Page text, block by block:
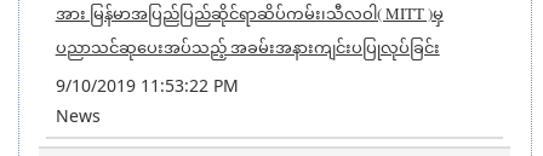
အား မြန်မာအပြည်ပြည်ဆိုင်ရာဆိပ်ကမ်း၊သီလဝါ( MITT )မှ
ပညာသင်ဆုပေးအပ်သည့် အခမ်းအနားကျင်းပပြုလုပ်ခြင်း
9/10/2019 11:53:22 PM
News